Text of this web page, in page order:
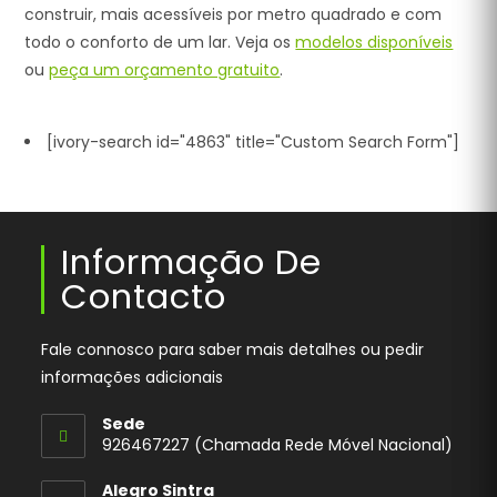
construir, mais acessíveis por metro quadrado e com
todo o conforto de um lar. Veja osmodelos disponíveis
oupeça um orçamento gratuito.
[ivory-search id="4863" title="Custom Search Form"]
Informação De
Contacto
Fale connosco para saber mais detalhes ou pedir
informações adicionais
Sede
926467227 (Chamada Rede Móvel Nacional)
Alegro Sintra